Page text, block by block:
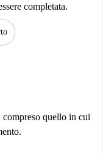
completata.
compreso quello in cui